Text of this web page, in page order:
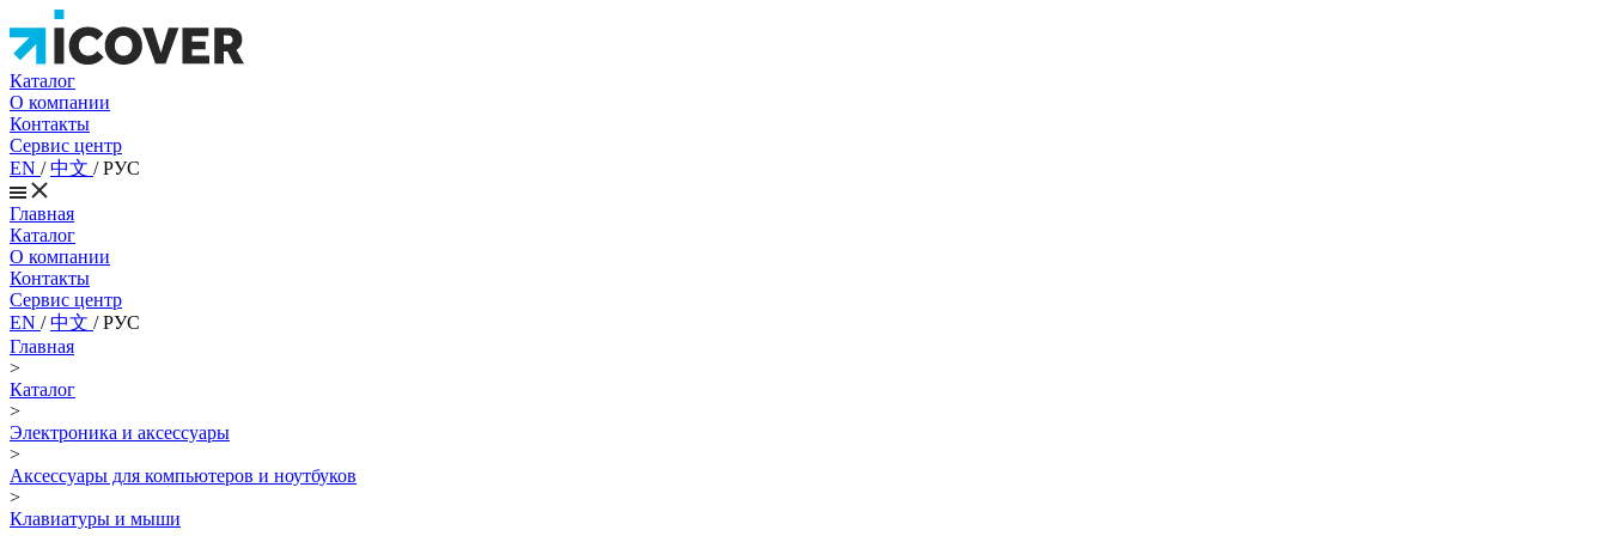
Каталог
О компании
Контакты
Сервис центр
EN /中文 /РУС
Главная
Каталог
О компании
Контакты
Сервис центр
EN /中文 /РУС
Главная
>
Каталог
>
Электроника и аксессуары
>
Аксессуары для компьютеров и ноутбуков
>
Клавиатуры и мыши